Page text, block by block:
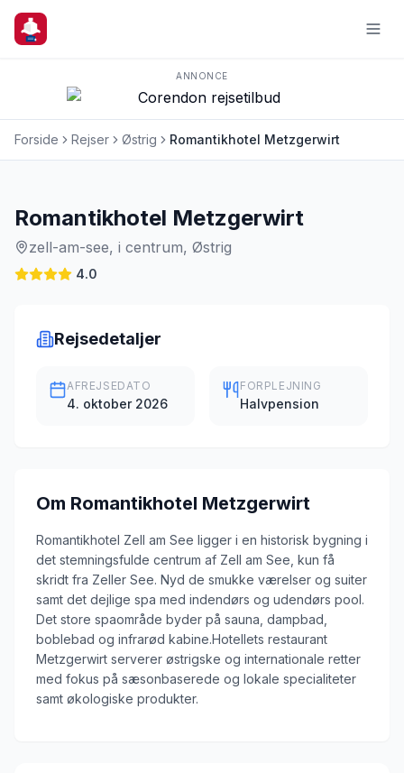
ANNONCE
Forside Rejser Østrig Romantikhotel Metzgerwirt
Charterrejse
Romantikhotel Metzgerwirt
zell-am-see, i centrum, Østrig
4.0
Rejsedetaljer
AFREJSEDATO
4. oktober 2026
FORPLEJNING
Halvpension
Om Romantikhotel Metzgerwirt
Romantikhotel Zell am See ligger i en historisk bygning i
det stemningsfulde centrum af Zell am See, kun få
skridt fra Zeller See. Nyd de smukke værelser og suiter
samt det dejlige spa med indendørs og udendørs pool.
Det store spaområde byder på sauna, dampbad,
boblebad og infrarød kabine.Hotellets restaurant
Metzgerwirt serverer østrigske og internationale retter
med fokus på sæsonbaserede og lokale specialiteter
samt økologiske produkter.